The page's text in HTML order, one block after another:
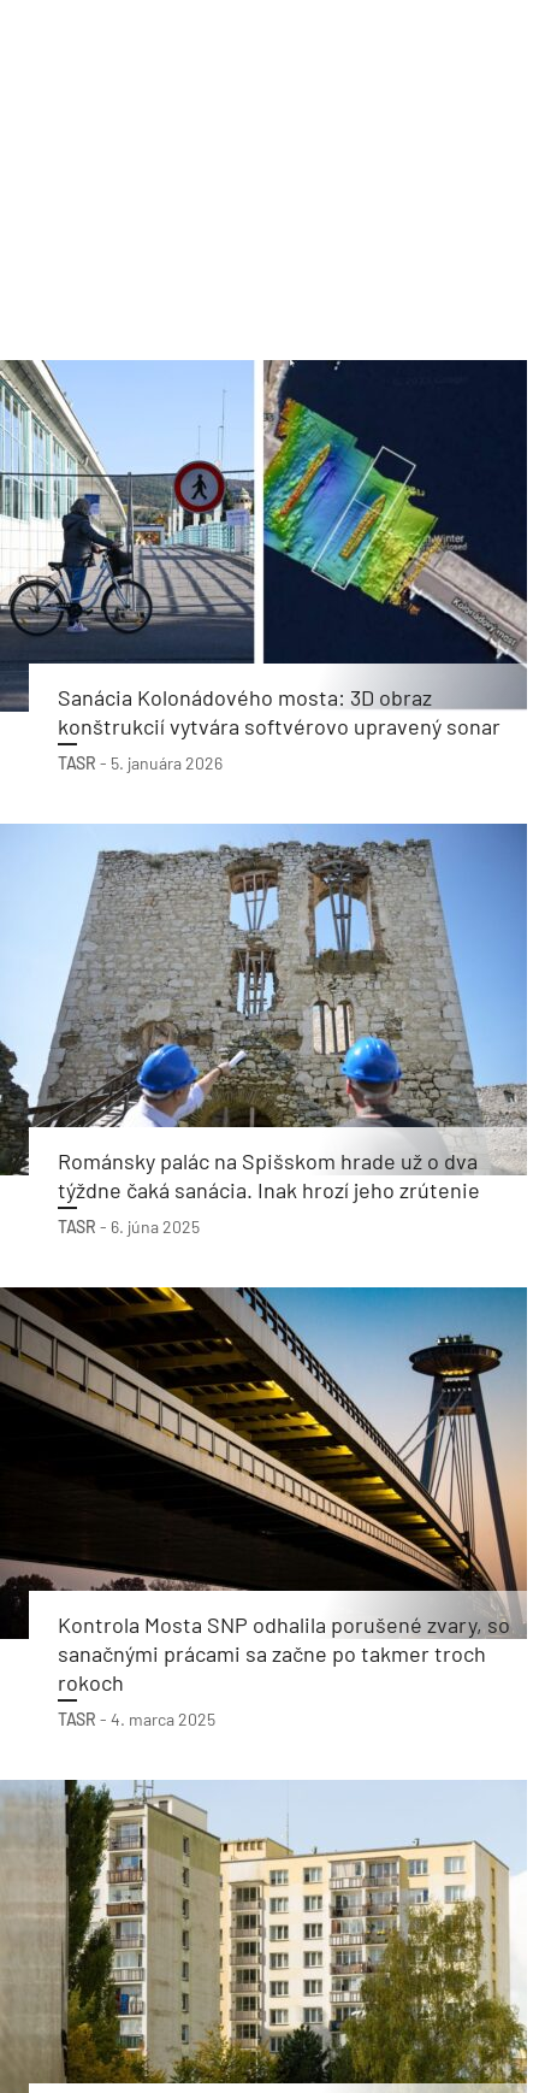
Sanácia Kolonádového mosta: 3D obraz
konštrukcií vytvára softvérovo upravený sonar
TASR - 5. januára 2026
Románsky palác na Spišskom hrade už o dva
týždne čaká sanácia. Inak hrozí jeho zrútenie
TASR - 6. júna 2025
Kontrola Mosta SNP odhalila porušené zvary, so
sanačnými prácami sa začne po takmer troch
rokoch
TASR - 4. marca 2025